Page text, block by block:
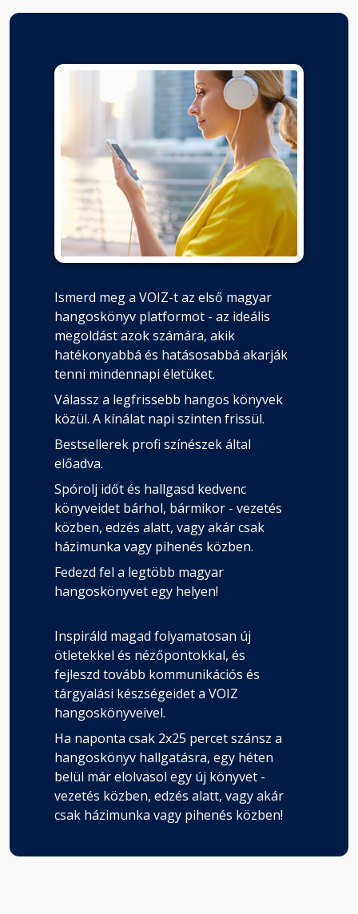
Ismerd meg a VOIZ-t az első magyar
hangoskönyv platformot - az ideális
megoldást azok számára, akik
hatékonyabbá és hatásosabbá akarják
tenni mindennapi életüket.
Válassz a legfrissebb hangos könyvek
közül. A kínálat napi szinten frissül.
Bestsellerek profi színészek által
előadva.
Spórolj időt és hallgasd kedvenc
könyveidet bárhol, bármikor - vezetés
közben, edzés alatt, vagy akár csak
házimunka vagy pihenés közben.
Fedezd fel a legtöbb magyar
hangoskönyvet egy helyen!
Inspiráld magad folyamatosan új
ötletekkel és nézőpontokkal, és
fejleszd tovább kommunikációs és
tárgyalási készségeidet a VOIZ
hangoskönyveivel.
Ha naponta csak 2x25 percet szánsz a
hangoskönyv hallgatásra, egy héten
belül már elolvasol egy új könyvet -
vezetés közben, edzés alatt, vagy akár
csak házimunka vagy pihenés közben!